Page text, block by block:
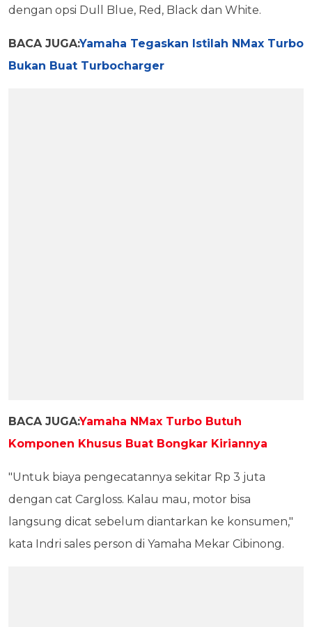
dengan opsi Dull Blue, Red, Black dan White.
BACA JUGA:Yamaha Tegaskan Istilah NMax Turbo
Bukan Buat Turbocharger
BACA JUGA:Yamaha NMax Turbo Butuh
Komponen Khusus Buat Bongkar Kiriannya
"Untuk biaya pengecatannya sekitar Rp 3 juta
dengan cat Cargloss. Kalau mau, motor bisa
langsung dicat sebelum diantarkan ke konsumen,"
kata Indri sales person di Yamaha Mekar Cibinong.